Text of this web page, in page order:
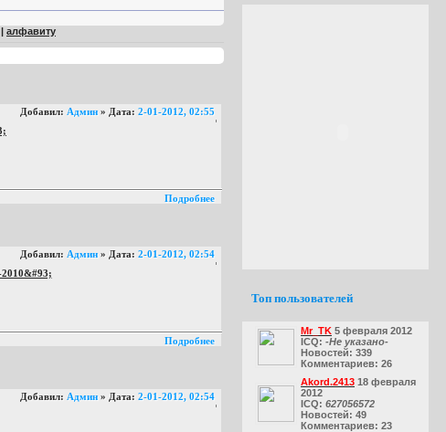
Топ пользователей
Mr_TK 5 февраля 2012
ICQ: -Не указано-
Новостей: 339
Комментариев: 26
Akord.2413 18 февраля
2012
ICQ: 627056572
Новостей: 49
Комментариев: 23
| алфавиту
Добавил: Админ » Дата: 2-01-2012, 02:55
Подробнее
Добавил: Админ » Дата: 2-01-2012, 02:54
Подробнее
Добавил: Админ » Дата: 2-01-2012, 02:54